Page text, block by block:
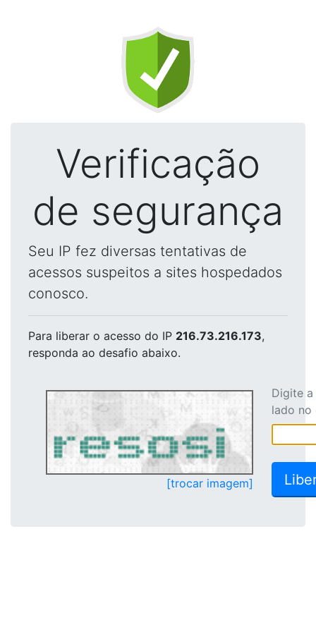
Verificação
de segurança
Seu IP fez diversas tentativas de
acessos suspeitos a sites hospedados
conosco.
Para liberar o acesso do IP 216.73.216.173,
responda ao desafio abaixo.
[trocar imagem]
Digite
lado no